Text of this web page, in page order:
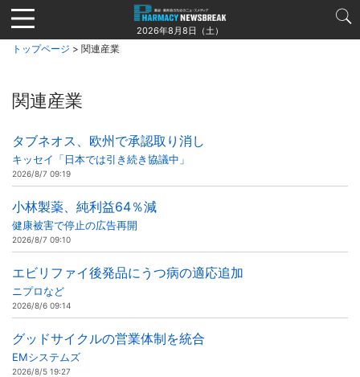
Jump
to
navigation
2026年8月8日（土）
トップページ > 関連産業
関連産業
タブネオス、欧州で承認取り消し
キッセイ「日本では引き続き協議中」
2026/8/7 09:19
小林製薬、純利益64％減
健康被害で停止の広告再開
2026/8/7 09:10
エビリファイ後発品にうつ病の適応追加
ニプロなど
2026/8/6 09:14
グッドサイクルの営業体制を統合
EMシステムズ
2026/8/5 19:27